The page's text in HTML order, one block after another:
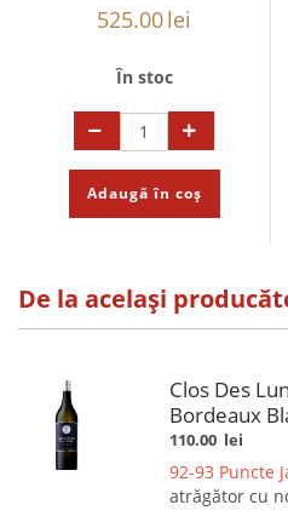
525.00lei
În stoc
Adaugă în coș
De la același
Clos Des
Bordeaux
110.00 lei
92-93 Puncte
atrăgător cu